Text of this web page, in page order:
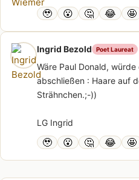
🥹 😮 🤔 😂 🤩
Ingrid Bezold Poet Laureat
Wäre Paul Donald,
abschließen : Haare auf
Strähnchen.;-))
LG Ingrid
🥹 😮 🤔 😂 🤩